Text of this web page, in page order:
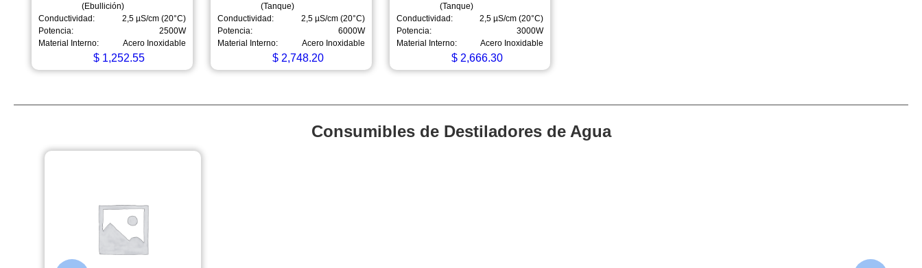
(Ebullición)
Conductividad:
2,5 µS/cm (20°C)
Potencia:
2500W
Material Interno:
Acero Inoxidable
$1,252.55
(Tanque)
Conductividad:
2,5 µS/cm (20°C)
Potencia:
6000W
Material Interno:
Acero Inoxidable
$2,748.20
(Tanque)
Conductividad:
2,5 µS/cm (20°C)
Potencia:
3000W
Material Interno:
Acero Inoxidable
$2,666.30
Consumibles de Destiladores de Agua